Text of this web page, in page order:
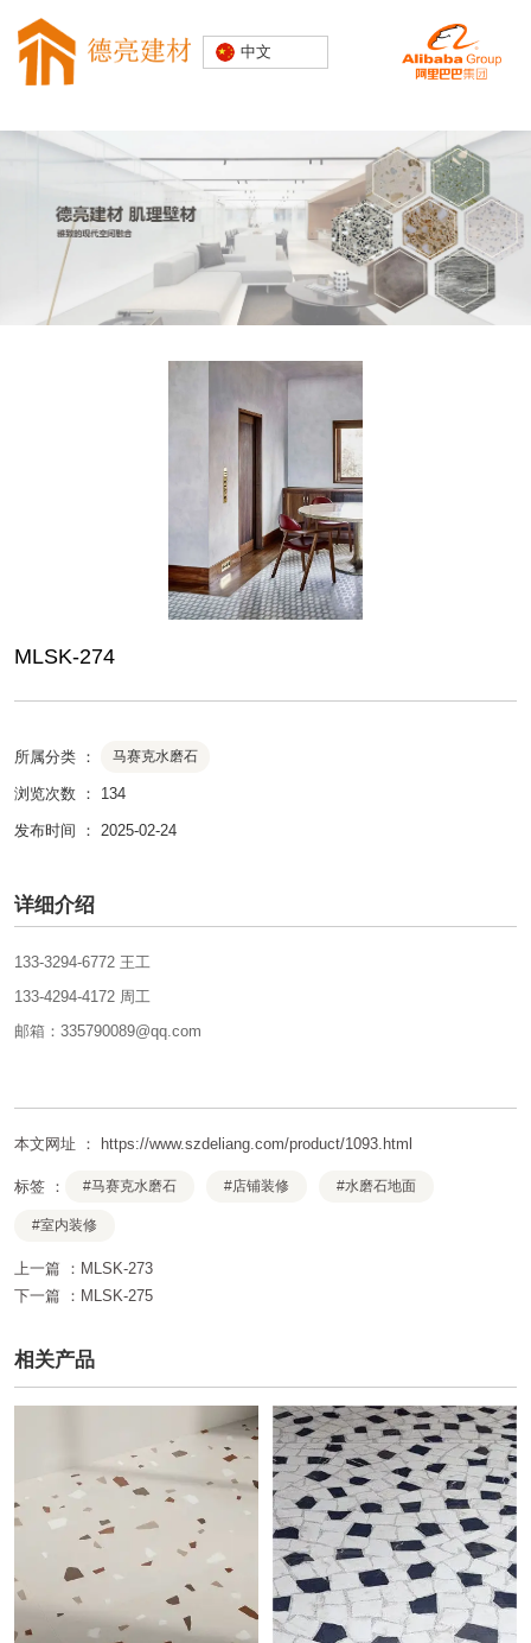
装饰建材
中文
MLSK-274
所属分类 ： 马赛克水磨石
浏览次数 ： 134
发布时间 ： 2025-02-24
详细介绍
133-3294-6772 王工
133-4294-4172 周工
邮箱：335790089@qq.com
本文网址 ： https://www.szdeliang.com/product/1093.html
标签 ： #马赛克水磨石 #店铺装修 #水磨石地面
#室内装修
上一篇 ： MLSK-273
下一篇 ： MLSK-275
相关产品